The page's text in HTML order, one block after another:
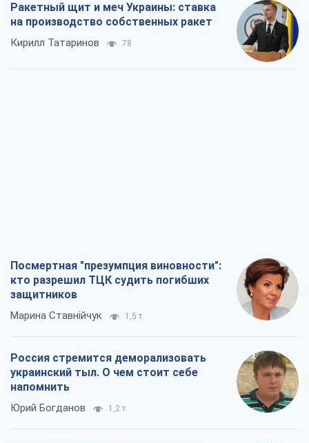
Ракетный щит и меч Украины: ставка
на производство собственных ракет
Кирилл Татаринов 78
Посмертная "презумпция виновности":
кто разрешил ТЦК судить погибших
защитников
Марина Ставнійчук 1,5 т.
Россия стремится деморализовать
украинский тыл. О чем стоит себе
напомнить
Юрий Богданов 1,2 т.